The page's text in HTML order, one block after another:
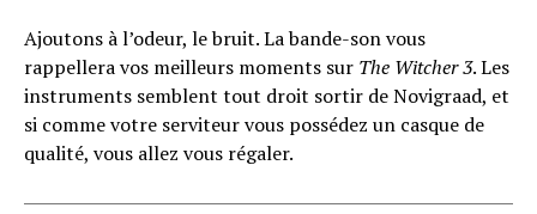
Ajoutons à l’odeur, le bruit. La bande-son vous
rappellera vos meilleurs moments sur The Witcher 3. Les
instruments semblent tout droit sortir de Novigraad, et
si comme votre serviteur vous possédez un casque de
qualité, vous allez vous régaler.